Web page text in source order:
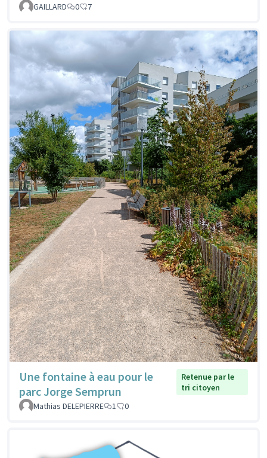
GAILLARD
0 7
Une fontaine à eau pour le
parc Jorge Semprun
Retenue par le
tri citoyen
Mathias DELEPIERRE
1 0